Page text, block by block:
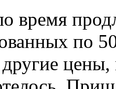
время
по
цены,